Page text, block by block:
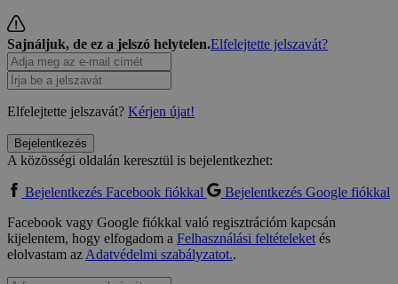
Sajnáljuk, de ez a jelszó helytelen.Elfelejtette jelszavát?
Elfelejtette jelszavát? Kérjen újat!
Bejelentkezés
A közösségi oldalán keresztül is bejelentkezhet:
Bejelentkezés Facebook fiókkal
Bejelentkezés Google fiókkal
Facebook vagy Google fiókkal való regisztrációm kapcsán
kijelentem, hogy elfogadom a Felhasználási feltételeketés
elolvastam azAdatvédelmi szabályzatot..